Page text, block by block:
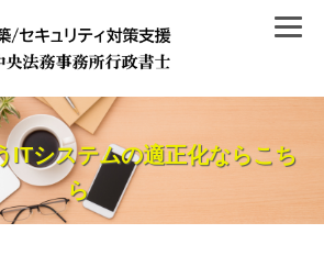
ITシステムの適正化ならこち
ら